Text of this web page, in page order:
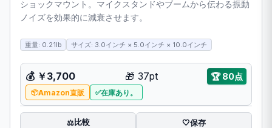
ショックマウント。マイクスタンドやブームから伝わる振動
ノイズを効果的に減衰させます。
重量: 0.21lb サイズ: 3.0インチ × 5.0インチ × 10.0インチ
💰 ￥3,700 🎁 37pt 🏆 80点
Amazon直販 在庫あり。
⚖️比較 🤍保存